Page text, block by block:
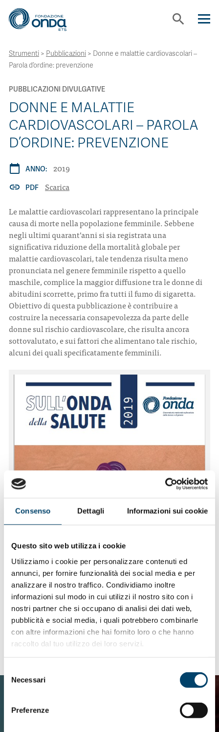
Consenso Dettagli Informazioni sui cookie
Questo sito web utilizza i cookie
Utilizziamo i cookie per personalizzare contenuti ed
annunci, per fornire funzionalità dei social media e per
analizzare il nostro traffico. Condividiamo inoltre
informazioni sul modo in cui utilizzi il nostro sito con i
nostri partner che si occupano di analisi dei dati web,
pubblicità e social media, i quali potrebbero combinarle
con altre informazioni che hai fornito loro o che hanno
raccolto dal tuo utilizzo dei loro servizi.
delNecessari
Preferenze
search
CHI SIAMO
CON CHI LAVORIAMO
STRUMENTI
BOLLINI
NEWS
CONTATTI
ITA ENG
Strumenti > Pubblicazioni > Donne e malattie cardiovascolari –
Parola d’ordine: prevenzione
PUBBLICAZIONI DIVULGATIVE
DONNE E MALATTIE
CARDIOVASCOLARI – PAROLA
D’ORDINE: PREVENZIONE
calendar_today ANNO: 2019
link PDF
Scarica
Le malattie cardiovascolari rappresentano la principale
causa di morte nella popolazione femminile. Sebbene
negli ultimi quarant’anni si sia registrata una
significativa riduzione della mortalità globale per
malattie cardiovascolari, tale tendenza risulta meno
pronunciata nel genere femminile rispetto a quello
maschile, complice la maggior diffusione tra le donne di
abitudini scorrette, primo fra tutti il fumo di sigaretta.
Obiettivo di questa pubblicazione è contribuire a
costruire la necessaria consapevolezza da parte delle
donne sul rischio cardiovascolare, che risulta ancora
sottovalutato, e sui fattori che alimentano tale rischio,
alcuni dei quali specificatamente femminili.